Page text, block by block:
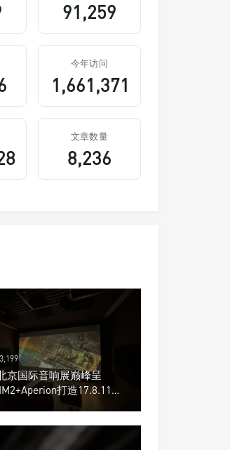
91,259
今年访问
1,661,371
文章数量
8,236
3,199
京国际音响展巅峰呈
打造17.8.11声